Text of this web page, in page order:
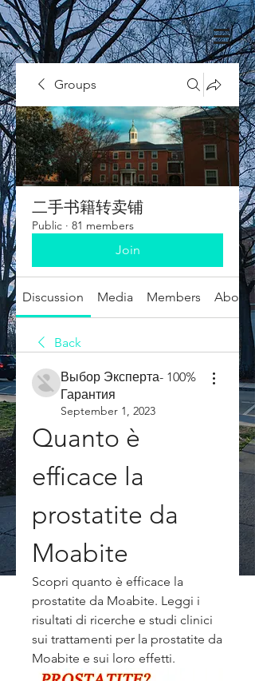
Groups
二手书籍转卖铺
Public · 81 members
Join
Discussion Media Members About
Back
Выбор Эксперта- 100%
Гарантия
September 1, 2023
Quanto è
efficace la
prostatite da
Moabite
Scopri quanto è efficace la
prostatite da Moabite. Leggi i
risultati di ricerche e studi clinici
sui trattamenti per la prostatite da
Moabite e sui loro effetti.